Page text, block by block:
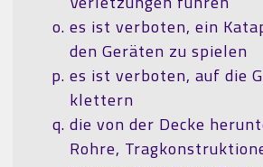
es ist verboten, ein
den Geräten zu spielen
es ist verboten, auf die
klettern
die von der Decke
Rohre,